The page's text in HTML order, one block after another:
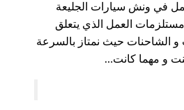
في ونش سيارات الجليعة
العمل الذي يتعلق
الشاحنات حيث نمتاز بالسرعة
و مهما كانت…